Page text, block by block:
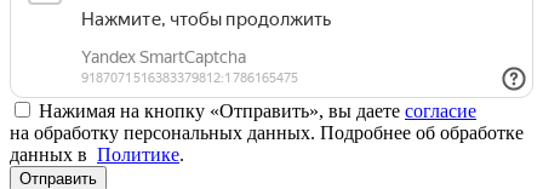
Нажимая на кнопку «Отправить», вы даете согласие
на обработку персональных данных. Подробнее об обработке
данных в Политике.
Отправить